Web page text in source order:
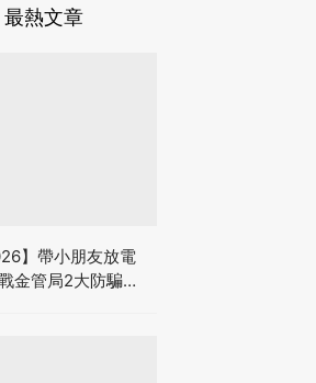
最熱文章
】帶小朋友放電
金管局2大防騙遊